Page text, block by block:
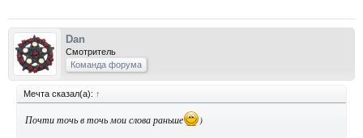
Dan
Смотритель
Команда форума
Мечта сказал(а): ↑
Почти точь в точь мои слова раньше
)